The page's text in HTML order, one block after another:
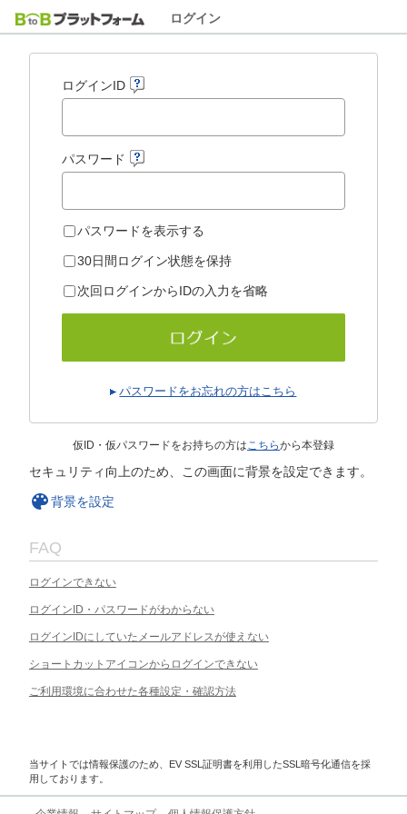
ログイン
ログインID
パスワード
パスワードを表示する
30日間ログイン状態を保持
次回ログインからIDの入力を省略
パスワードをお忘れの方はこちら
仮ID・仮パスワードをお持ちの方はこちらから本登録
セキュリティ向上のため、この画面に背景を設定できます。
背景を設定
FAQ
ログインできない
ログインID・パスワードがわからない
ログインIDにしていたメールアドレスが使えない
ショートカットアイコンからログインできない
ご利用環境に合わせた各種設定・確認方法
当サイトでは情報保護のため、EV SSL証明書を利用したSSL暗号化通信を採
用しております。